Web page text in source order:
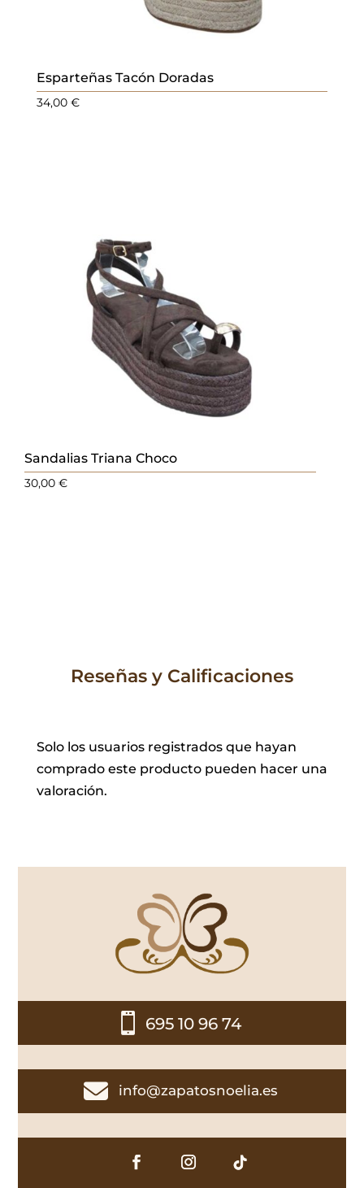
Esparteñas Tacón Doradas
34,00 €
Sandalias Triana Choco
30,00€
Reseñas y Calificaciones
Solo los usuarios registrados que hayan
comprado este producto pueden hacer una
valoración.
 695 10 96 74
 info@zapatosnoelia.es